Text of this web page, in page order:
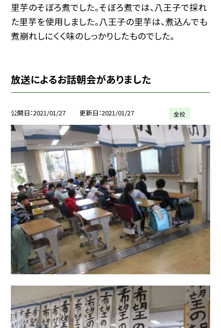
里芋のそぼろ煮でした。そぼろ煮では、八王子で採れ
た里芋を使用しました。八王子の里芋は、煮込んでも
煮崩れしにくく味のしっかりしたものでした。
放送によるお話朝会がありました
公開日 2021/01/27 更新日 2021/01/27 全校